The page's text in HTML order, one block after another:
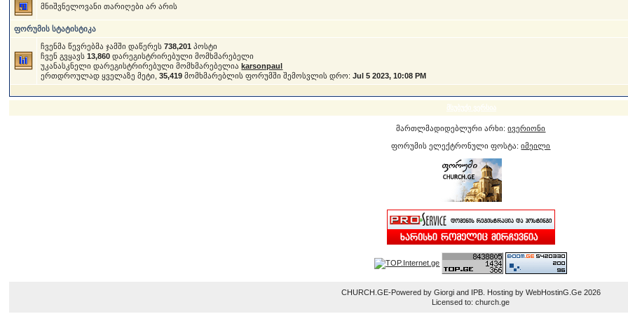
მნიშვნელოვანი თარიღები არ არის
ფორუმის სტატისტიკა
ჩვენმა წევრებმა ჯამში დაწერეს738,201 პოსტი
ჩვენ გვყავს13,860 დარეგისტრირებული მომხმარებელი
უკანასკნელი დარეგისტრირებული მომხმარებელიაkarsonpaul
ერთდროულად ყველაზე მეტი,35,419 მომხმარებლის ფორუმში შემოსვლის დრო:Jul 5 2023, 10:08 PM
მსუბუქი ვერსია
მართლმადიდებლური არხი:ივერიონი
ფორუმის ელექტრონული ფოსტა:იმეილი
CHURCH.GE-Powered by Giorgi and IPB. Hosting by WebHostinG.Ge 2026
Licensed to: church.ge